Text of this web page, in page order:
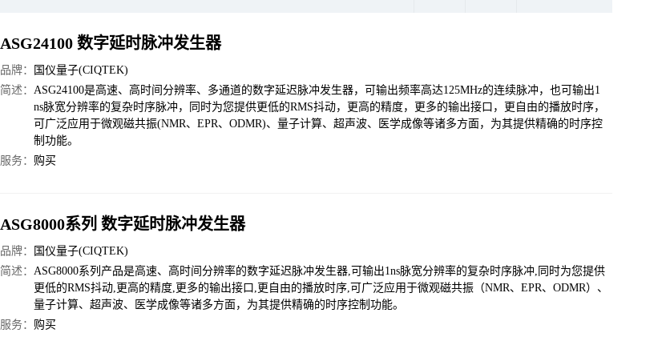
ASG24100 数字延时脉冲发生器
品牌：
国仪量子(CIQTEK)
简述： ASG24100是高速、高时间分辨率、多通道的数字延迟脉冲发生器，可输出频率高达125MHz的连续脉冲，也可输出1
ns脉宽分辨率的复杂时序脉冲，同时为您提供更低的RMS抖动，更高的精度，更多的输出接口，更自由的播放时序，
可广泛应用于微观磁共振(NMR、EPR、ODMR)、量子计算、超声波、医学成像等诸多方面，为其提供精确的时序控
制功能。
服务： 购买
ASG8000系列 数字延时脉冲发生器
品牌：
国仪量子(CIQTEK)
简述： ASG8000系列产品是高速、高时间分辨率的数字延迟脉冲发生器,可输出1ns脉宽分辨率的复杂时序脉冲,同时为您提供
更低的RMS抖动,更高的精度,更多的输出接口,更自由的播放时序,可广泛应用于微观磁共振（NMR、EPR、ODMR）、
量子计算、超声波、医学成像等诸多方面，为其提供精确的时序控制功能。
服务： 购买